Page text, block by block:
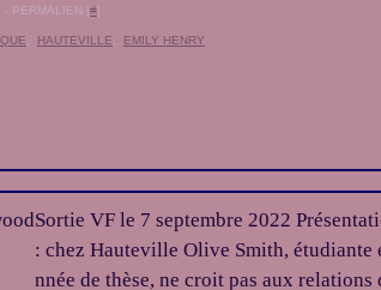
- PERMALIEN [#]
HAUTEVILLE EMILY HENRY
Sortie VF le 7 septembre 2022
: chez Hauteville Olive Smith, étudiante
nnée de thèse, ne croit pas aux relations